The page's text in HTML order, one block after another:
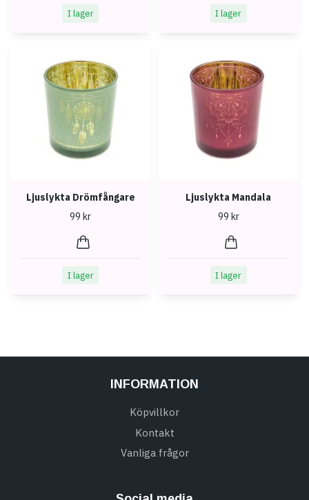
I lager I lager
Ljuslykta Drömfångare
99 kr
I lager
Ljuslykta Mandala
99 kr
I lager
INFORMATION
Köpvillkor
Kontakt
Vanliga frågor